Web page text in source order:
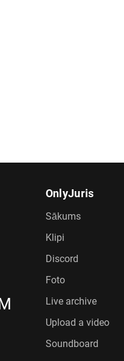
OnlyJuris
Sākums
Klipi
Discord
Foto
Live archive
Upload a video
Soundboard